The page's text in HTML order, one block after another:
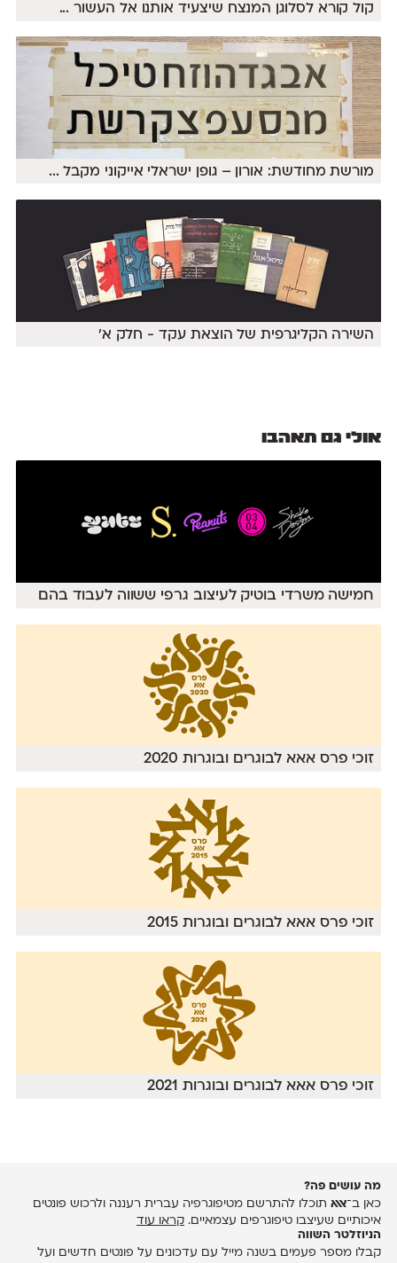
קול קורא לסלוגן המנצח שיצעיד אותנו אל העשור...
מורשת מחודשת: אורון – גופן ישראלי אייקוני מקבל...
השירה הקליגרפית של הוצאת עקד - חלק א'
אולי גם תאהבו
חמישה משרדי בוטיק לעיצוב גרפי ששווה לעבוד בהם
זוכי פרס אאא לבוגרים ובוגרות 2020
זוכי פרס אאא לבוגרים ובוגרות 2015
זוכי פרס אאא לבוגרים ובוגרות 2021
מה עושים פה?
כאן ב־אאאתוכלו להתרשם מטיפוגרפיה עברית רעננה ולרכוש פונטים
איכותיים שעיצבו טיפוגרפים עצמאיים. קראו עוד
הניוזלטר השווה
קבלו מספר פעמים בשנה מייל עם עדכונים על פונטים חדשים ועל